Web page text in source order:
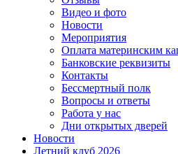
Видео и фото
Новости
Мероприятия
Оплата материнским
Банковские реквизиты
Контакты
Бессмертный полк
Вопросы и ответы
Работа у нас
Дни открытых дверей
Новости
Летний клуб 2026